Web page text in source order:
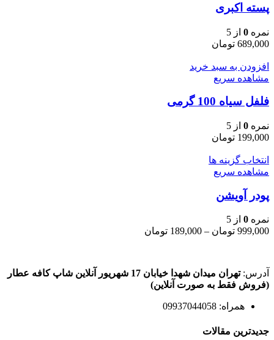
پسته اکبری
نمره 0 از 5
689,000 تومان
افزودن به سبد خرید
مشاهده سریع
فلفل سیاه 100 گرمی
نمره 0 از 5
199,000 تومان
انتخاب گزینه ها
باشد.
است
در
محصول
شوند
مشاهده سریع
پودر آویشن
نمره 0 از 5
999,000 تومان –
189,000 تومان
999,000 تومان
آدرس:تهران میدان شهدا خیابان 17 شهریور آنلاین شاپ کافه عطار
(فروش فقط به صورت آنلاین)
همراه: 09937044058
جدیدترین مقالات